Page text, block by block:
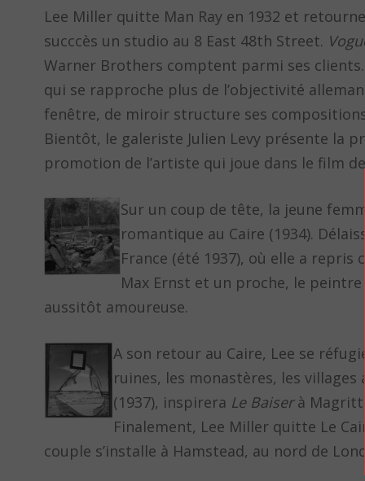
Lee Miller quitte Man Ray en 1932 et
succcès un studio au 8 East 48th Street.
Warner Brothers comptent parmi ses
qui se rapproche plus de l’objectivité
fenêtre, de miroir structure ses
Bientôt, le galeriste Julien Levy présente la
promotion de l’artiste qui joue dans le film
Sur un coup de tête, la jeune
romantique au Caire (1934).
France (été 1937), où elle a repris
Max Ernst et un proche, le
aussitôt amoureuse.
A son retour au Caire, Lee se
ruines, les monastères, les villages
(1937), inspirera Le Baiserà Magritte.
Finalement, Lee Miller quitte Le
couple s’installe à Hamstead, au nord de